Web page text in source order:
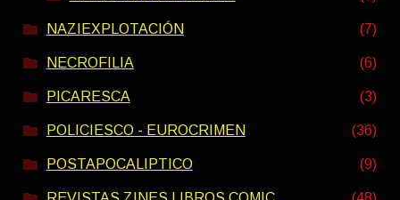
NAZIEXPLOTACIÓN (7)
NECROFILIA (6)
PICARESCA (3)
POLICIESCO - EUROCRIMEN (36)
POSTAPOCALIPTICO (9)